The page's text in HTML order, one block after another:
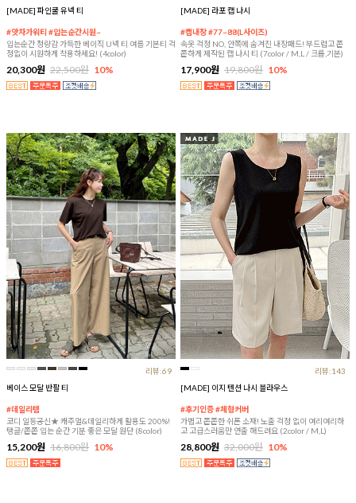
[MADE] 파인쿨 유넥 티
#앗차가워티 #입는순간시원~
입는순간 청량감 가득한 베이직 U넥 티 여름 기본티 걱
정없이 시원하게 착용하세요! (4color)
20,300원 22,500원 10%
[MADE] 라포 캡 나시
#캡내장 #77~88(L사이즈)
속옷 걱정 NO, 안쪽에 숨겨진 내장패드! 부드럽고 쫀
쫀하게 제작된 캡 나시 티 (7color / M,L / 크롭,기본)
17,900원 19,800원 10%
리뷰:69
베이스 모달 반팔 티
#데일리템
코디 일등공신★ 캐주얼&데일리하게 활용도 200%!
탱글/쫀쫀 입는 순간 기분 좋은 모달 원단 (8color)
15,200원 16,800원 10%
리뷰:143
[MADE] 이지 텐션 나시 블라우스
#후기인증 #체형커버
가볍고 쫀쫀한 쉬폰 소재! 노출 걱정 없이 여리여리하
고 고급스러움만 연출 해드려요 (2color / M,L)
28,800원 32,000원 10%